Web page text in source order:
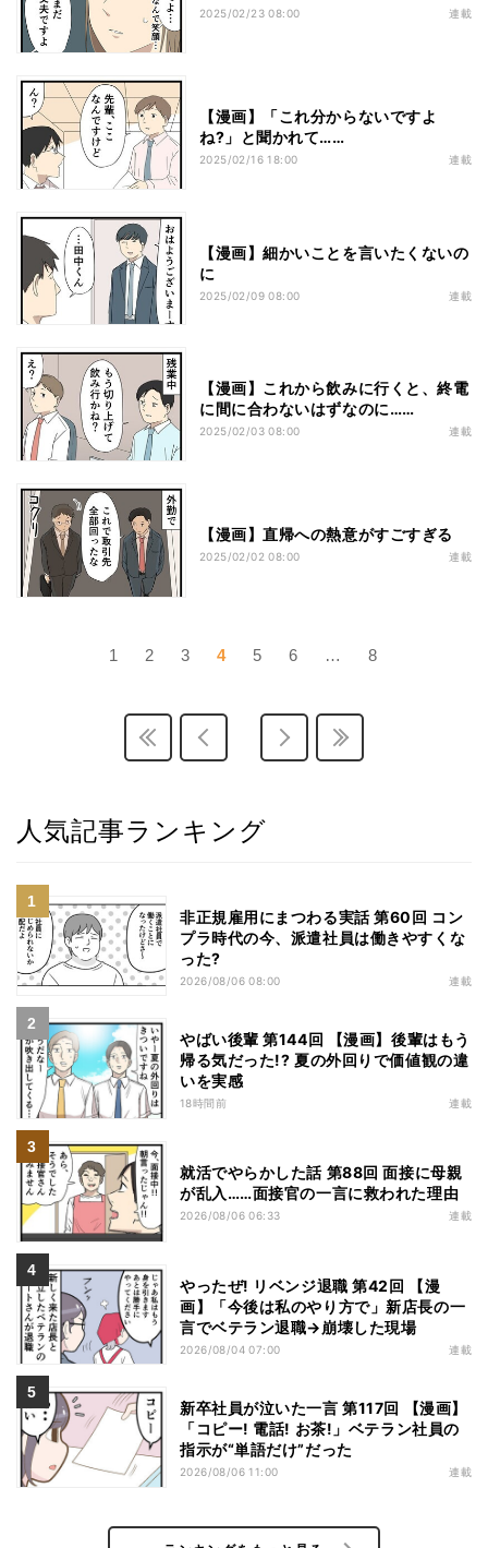
2025/02/23 08:00 連載
【漫画】「これ分からないですよ
ね?」と聞かれて……
2025/02/16 18:00 連載
【漫画】細かいことを言いたくないの
に
2025/02/09 08:00 連載
【漫画】これから飲みに行くと、終電
に間に合わないはずなのに……
2025/02/03 08:00 連載
【漫画】直帰への熱意がすごすぎる
2025/02/02 08:00 連載
1 2 3 4 5 6 … 8
人気記事ランキング
非正規雇用にまつわる実話 第60回 コン
プラ時代の今、派遣社員は働きやすくな
った?
2026/08/06 08:00 連載
やばい後輩 第144回 【漫画】後輩はもう
帰る気だった!? 夏の外回りで価値観の違
いを実感
18時間前 連載
就活でやらかした話 第88回 面接に母親
が乱入……面接官の一言に救われた理由
2026/08/06 06:33 連載
やったぜ! リベンジ退職 第42回 【漫
画】「今後は私のやり方で」新店長の一
言でベテラン退職→崩壊した現場
2026/08/04 07:00 連載
新卒社員が泣いた一言 第117回 【漫画】
「コピー! 電話! お茶!」ベテラン社員の
指示が“単語だけ”だった
2026/08/06 11:00 連載